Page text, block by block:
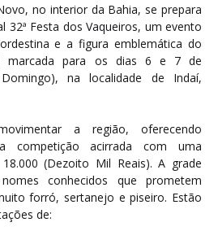
no interior da Bahia, se prepara
32ª Festa dos Vaqueiros, um evento
e a figura emblemática do
marcada para os dias 6 e 7 de
na localidade de Indaí,
a região, oferecendo
competição acirrada com uma
(Dezoito Mil Reais). A grade
conhecidos que prometem
forró, sertanejo e piseiro. Estão
de: